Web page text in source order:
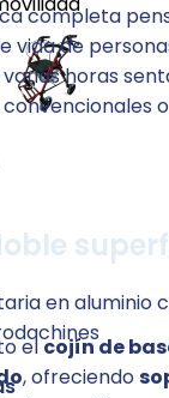
completa
vida de
horas
elcojín de
, ofreciendo